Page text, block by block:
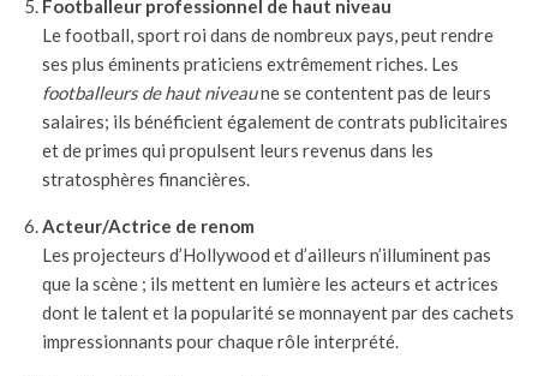
Footballeur professionnel de haut niveau
Le football, sport roi dans de nombreux pays, peut rendre
ses plus éminents praticiens extrêmement riches. Les
footballeurs de haut niveaune se contentent pas de leurs
salaires; ils bénéficient également de contrats publicitaires
et de primes qui propulsent leurs revenus dans les
stratosphères financières.
Acteur/Actrice de renom
Les projecteurs d’Hollywood et d’ailleurs n’illuminent pas
que la scène ; ils mettent en lumière les acteurs et actrices
dont le talent et la popularité se monnayent par des cachets
impressionnants pour chaque rôle interprété.